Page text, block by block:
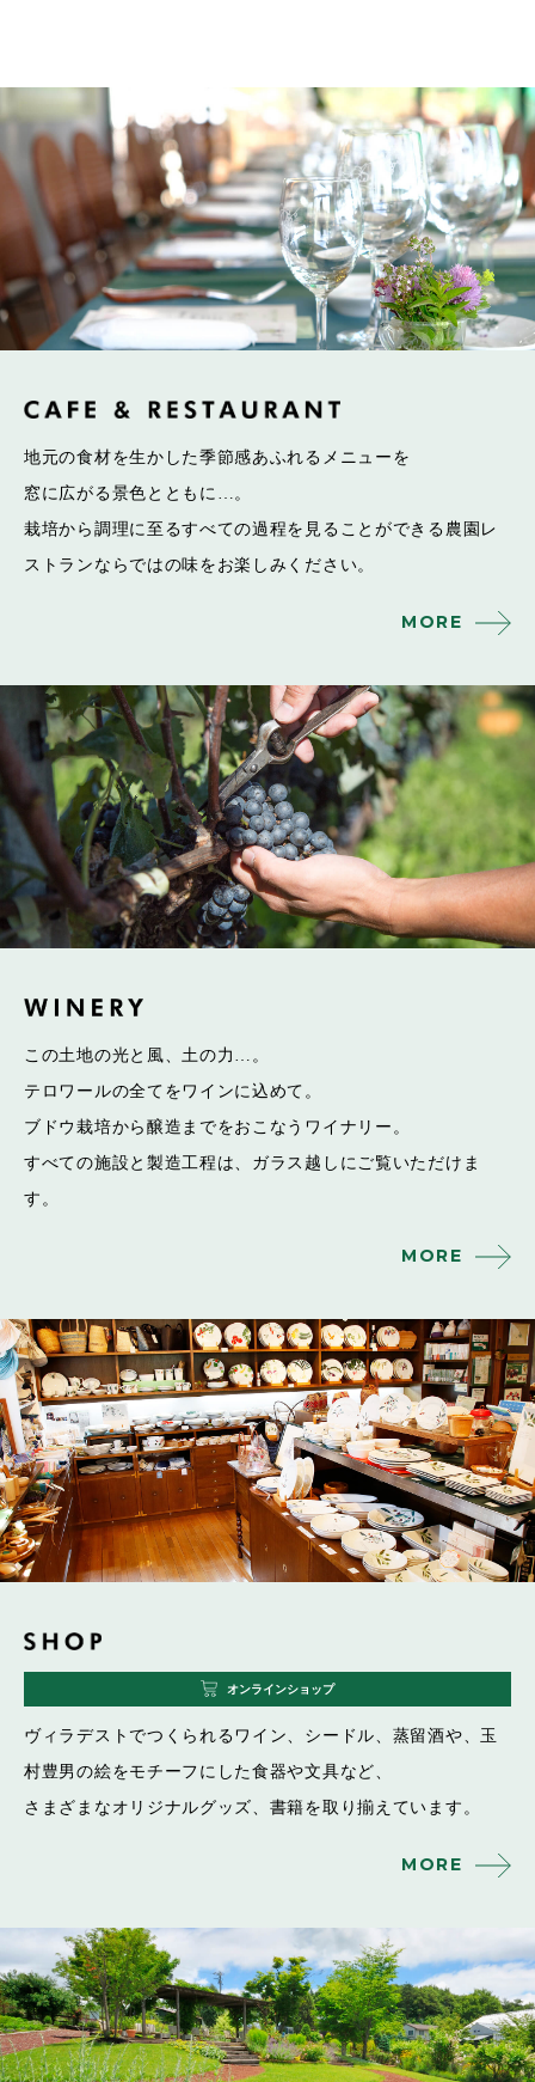
地元の食材を生かした季節感あふれるメニューを
窓に広がる景色とともに…。
栽培から調理に至るすべての過程を見ることができる 農園レ
ストランならではの味をお楽しみください。
MORE
この土地の光と風、土の力…。
テロワールの全てをワインに込めて。
ブドウ栽培から醸造までをおこなうワイナリー。
すべての施設と製造工程は、ガラス越しにご覧いただけま
す。
MORE
オンラインショップ
ヴィラデストでつくられるワイン、シードル、蒸留酒や、 玉
村豊男の絵をモチーフにした食器や文具など、
さまざまなオリジナルグッズ、書籍を取り揃えています。
MORE